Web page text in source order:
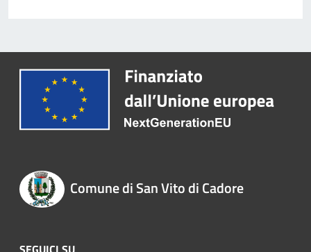
Comune di San Vito di Cadore